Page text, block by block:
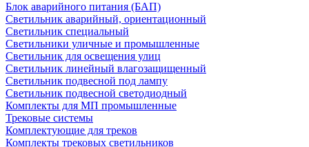
Блок аварийного питания (БАП)
Светильник аварийный, ориентационный
Светильник специальный
Светильники уличные и промышленные
Светильник для освещения улиц
Светильник линейный влагозащищенный
Светильник подвесной под лампу
Светильник подвесной светодиодный
Комплекты для МП промышленные
Трековые системы
Комплектующие для треков
Комплекты трековых светильников